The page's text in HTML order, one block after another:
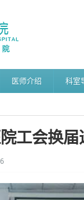
医师介绍 科室
工会换届